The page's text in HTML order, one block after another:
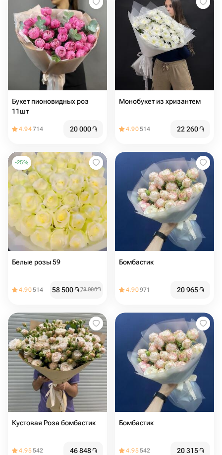
Букет пионовидных роз
11шт
4.94714 20 000֏
Монобукет из хризантем
4.90514 22 260֏
-25%
Белые розы 59
4.90514 58 500֏78 000֏
Бомбастик
4.90971 20 965֏
Кустовая Роза бомбастик
4.95542 46 848֏
Бомбастик
4.95542 20 315֏